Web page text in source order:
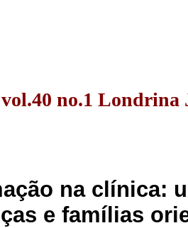
no.1 Londrina
na clínica:
e famílias